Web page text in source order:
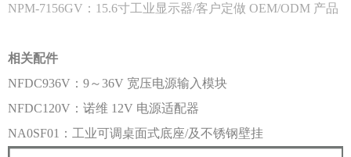
NPM-7156GV ：15.6寸工业显示器/客户定做 OEM/ODM 产品
相关配件
NFDC936V：9～36V 宽压电源输入模块
NFDC120V：诺维 12V 电源适配器
NA0SF01：工业可调桌面式底座/及不锈钢壁挂